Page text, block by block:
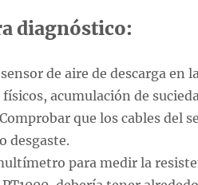
diagnóstico:
de aire de descarga en
acumulación de
que los cables del
desgaste.
para medir la